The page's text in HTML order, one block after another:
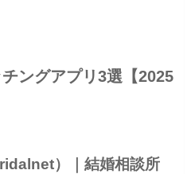
ングアプリ3選【2025
）｜結婚相談所